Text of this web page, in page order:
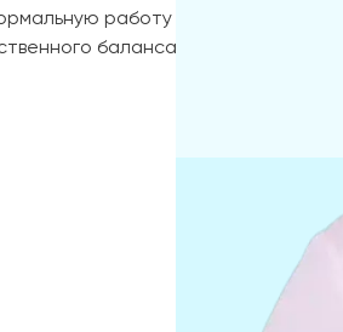
работу
баланса